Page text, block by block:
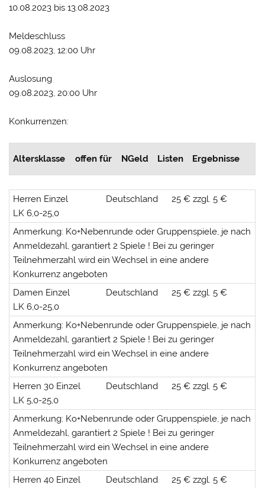
10.08.2023 bis 13.08.2023
Meldeschluss
09.08.2023, 12:00 Uhr
Auslosung
09.08.2023, 20:00 Uhr
Konkurrenzen:
Altersklasse offen für NGeld Listen Ergebnisse
Herren Einzel
LK 6,0-25,0
Deutschland 25 € zzgl. 5 €
Anmerkung: Ko+Nebenrunde oder Gruppenspiele, je nach
Anmeldezahl, garantiert 2 Spiele ! Bei zu geringer
Teilnehmerzahl wird ein Wechsel in eine andere
Konkurrenz angeboten
Damen Einzel
LK 6,0-25,0
Deutschland 25 € zzgl. 5 €
Anmerkung: Ko+Nebenrunde oder Gruppenspiele, je nach
Anmeldezahl, garantiert 2 Spiele ! Bei zu geringer
Teilnehmerzahl wird ein Wechsel in eine andere
Konkurrenz angeboten
Herren 30 Einzel
LK 5,0-25,0
Deutschland 25 € zzgl. 5 €
Anmerkung: Ko+Nebenrunde oder Gruppenspiele, je nach
Anmeldezahl, garantiert 2 Spiele ! Bei zu geringer
Teilnehmerzahl wird ein Wechsel in eine andere
Konkurrenz angeboten
Herren 40 Einzel
Deutschland 25 € zzgl. 5 €